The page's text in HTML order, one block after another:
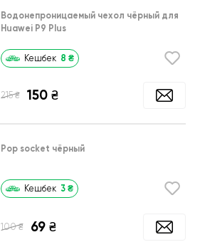
Водонепроницаемый чехол чёрный для
Huawei P9 Plus
Кешбек 8 ₴
215 ₴ 150 ₴
Pop socket чёрный
Кешбек 3 ₴
100 ₴ 69 ₴